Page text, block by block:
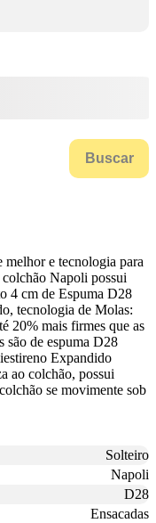
Buscar
melhor e tecnologia para
Napoli possui
4 cm de Espuma D28
tecnologia de Molas:
20% mais firmes que as
são de espuma D28
Expandido
ao colchão, possui
se movimente sob
Solteiro
Napoli
D28
Ensacadas